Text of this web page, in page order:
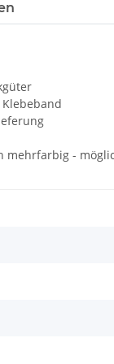
mehrfarbig -